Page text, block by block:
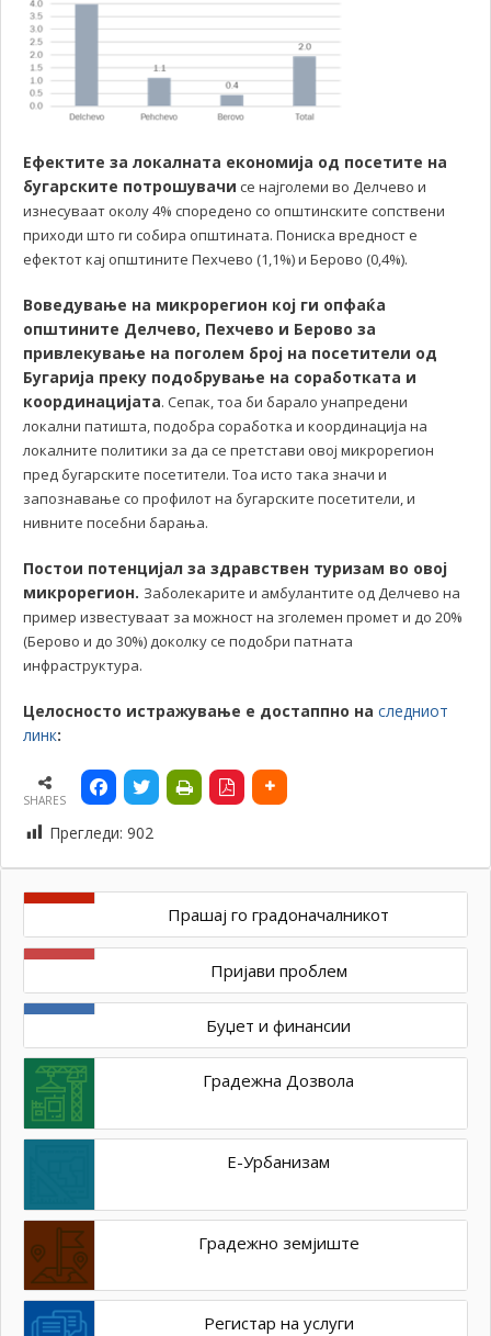
Ефектите за локалната економија од посетите на
бугарските потрошувачи се најголеми во Делчево и
изнесуваат околу 4% споредено со општинските сопствени
приходи што ги собира општината. Пониска вредност е
ефектот кај општините Пехчево (1,1%) и Берово (0,4%).
Воведување на микрорегион кој ги опфаќа
општините Делчево, Пехчево и Берово за
привлекување на поголем број на посетители од
Бугарија преку подобрување на соработката и
координацијата. Сепак, тоа би барало унапредени
локални патишта, подобра соработка и координација на
локалните политики за да се претстави овој микрорегион
пред бугарските посетители. Тоа исто така значи и
запознавање со профилот на бугарските посетители, и
нивните посебни барања.
Постои потенцијал за здравствен туризам во овој
микрорегион. Заболекарите и амбулантите од Делчево на
пример известуваат за можност на зголемен промет и до 20%
(Берово и до 30%) доколку се подобри патната
инфраструктура.
Целосносто истражување е достаппно на следниот
линк:
SHARES
Прегледи: 902
Прашај го градоначалникот
Пријави проблем
Буџет и финансии
Градежна Дозвола
Е-Урбанизам
Градежно земјиште
Регистар на услуги